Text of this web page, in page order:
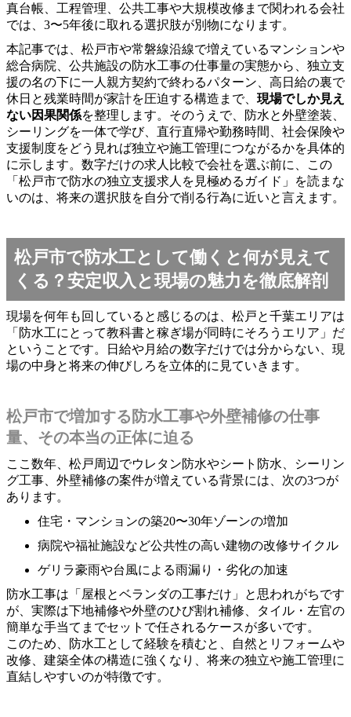
真台帳、工程管理、公共工事や大規模改修まで関われる会社
では、3〜5年後に取れる選択肢が別物になります。
本記事では、松戸市や常磐線沿線で増えているマンションや
総合病院、公共施設の防水工事の仕事量の実態から、独立支
援の名の下に一人親方契約で終わるパターン、高日給の裏で
休日と残業時間が家計を圧迫する構造まで、 現場でしか見え
ない因果関係を整理します。そのうえで、防水と外壁塗装、
シーリングを一体で学び、直行直帰や勤務時間、社会保険や
支援制度をどう見れば独立や施工管理につながるかを具体的
に示します。数字だけの求人比較で会社を選ぶ前に、この
「松戸市で防水の独立支援求人を見極めるガイド」を読まな
いのは、将来の選択肢を自分で削る行為に近いと言えます。
松戸市で防水工として働くと何が見えて
くる？安定収入と現場の魅力を徹底解剖
現場を何年も回していると感じるのは、松戸と千葉エリアは
「防水工にとって教科書と稼ぎ場が同時にそろうエリア」だ
ということです。日給や月給の数字だけでは分からない、現
場の中身と将来の伸びしろを立体的に見ていきます。
松戸市で増加する防水工事や外壁補修の仕事
量、その本当の正体に迫る
ここ数年、松戸周辺でウレタン防水やシート防水、シーリン
グ工事、外壁補修の案件が増えている背景には、次の3つが
あります。
住宅・マンションの築20〜30年ゾーンの増加
病院や福祉施設など公共性の高い建物の改修サイクル
ゲリラ豪雨や台風による雨漏り・劣化の加速
防水工事は「屋根とベランダの工事だけ」と思われがちです
が、実際は下地補修や外壁のひび割れ補修、タイル・左官の
簡単な手当てまでセットで任されるケースが多いです。
このため、防水工として経験を積むと、自然とリフォームや
改修、建築全体の構造に強くなり、将来の独立や施工管理に
直結しやすいのが特徴です。